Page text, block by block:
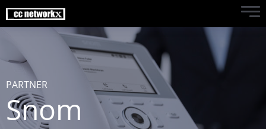
PARTNER
Snom